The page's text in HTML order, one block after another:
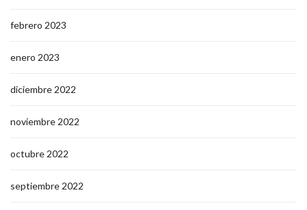
febrero 2023
enero 2023
diciembre 2022
noviembre 2022
octubre 2022
septiembre 2022